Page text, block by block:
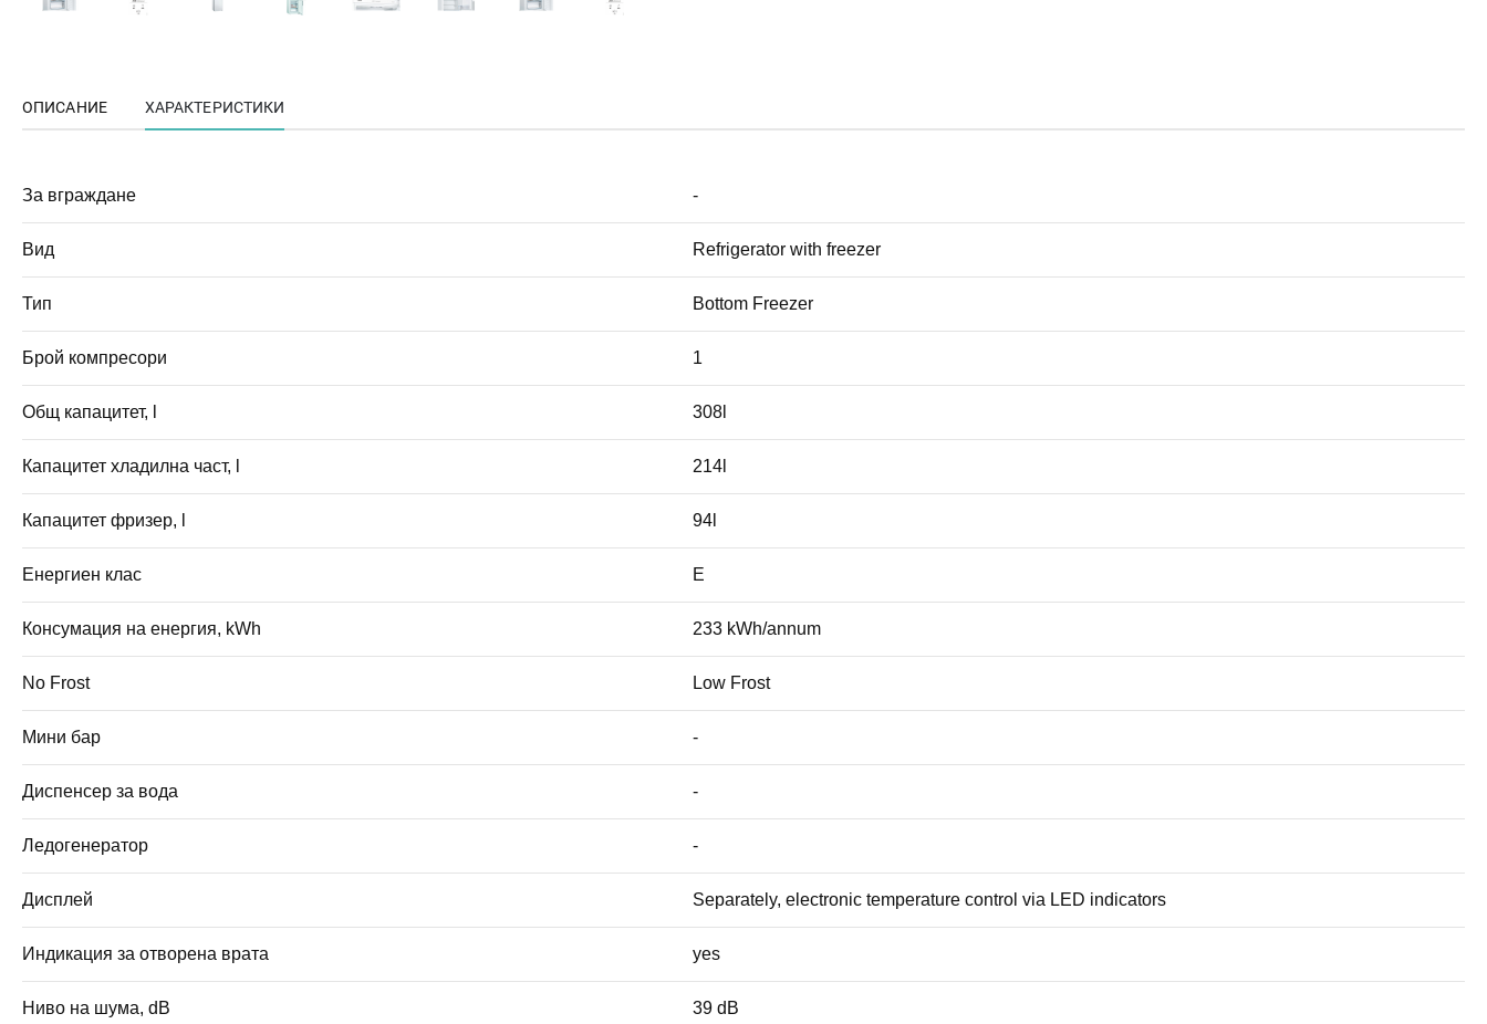
ОПИСАНИЕ ХАРАКТЕРИСТИКИ
За вграждане -
Вид Refrigerator with freezer
Тип Bottom Freezer
Брой компресори 1
Общ капацитет, l 308l
Капацитет хладилна част, l 214l
Капацитет фризер, l 94l
Енергиен клас E
Консумация на енергия, kWh 233 kWh/annum
No Frost Low Frost
Мини бар -
Диспенсер за вода -
Ледогенератор -
Дисплей Separately, electronic temperature control via LED indicators
Индикация за отворена врата yes
Ниво на шума, dB 39 dB